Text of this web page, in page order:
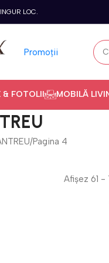
LOC.
Promoții
& FOTOLII MOBILĂ
Pagina 4
Afișez 61